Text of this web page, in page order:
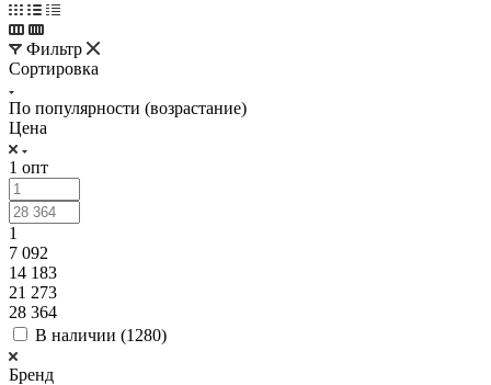
Фильтр
Сортировка
По популярности (возрастание)
Цена
1 опт
1
7 092
14 183
21 273
28 364
В наличии (1280)
Бренд